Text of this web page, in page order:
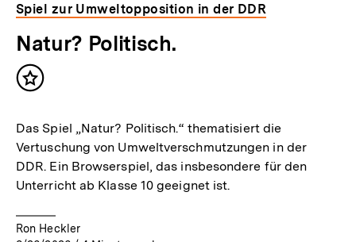
Spiel zur Umweltopposition in der DDR
Natur? Politisch.
Inhalt
Das Spiel „Natur? Politisch.“ thematisiert die
Vertuschung von Umweltverschmutzungen in der
DDR. Ein Browserspiel, das insbesondere für den
Unterricht ab Klasse 10 geeignet ist.
Ron Heckler